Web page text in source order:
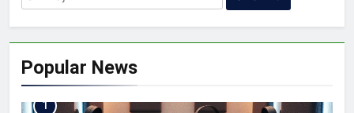
Popular News
1